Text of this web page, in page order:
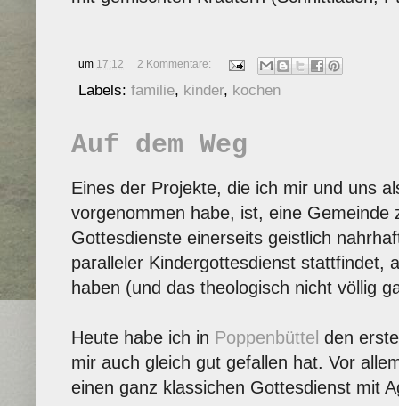
um 17:12 2 Kommentare:
Labels: familie, kinder, kochen
Auf dem Weg
Eines der Projekte, die ich mir und uns
vorgenommen habe, ist, eine Gemeinde
Gottesdienste einerseits geistlich
paralleler Kindergottesdienst stattfindet,
haben (und das theologisch nicht völlig
Heute habe ich in Poppenbüttel den
mir auch gleich gut gefallen hat. Vor
einen ganz klassichen Gottesdienst mit